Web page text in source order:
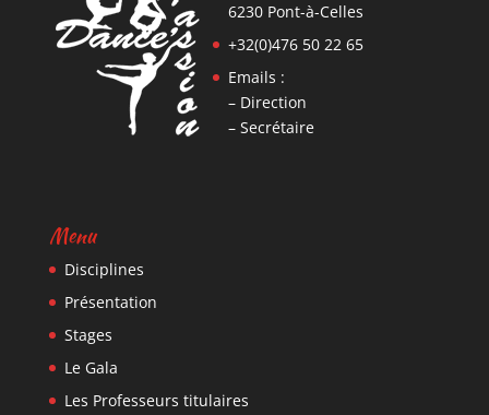
6230 Pont-à-Celles
+32(0)476 50 22 65
Emails :
– Direction
– Secrétaire
Menu
Disciplines
Présentation
Stages
Le Gala
Les Professeurs titulaires